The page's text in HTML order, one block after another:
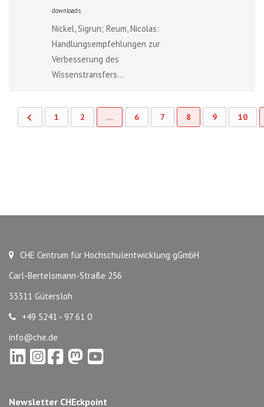
downloads
Nickel, Sigrun; Reum, Nicolas:
Handlungsempfehlungen zur
Verbesserung des
Wissenstransfers...
1 2 … 6 7 8 9 10
CHE Centrum für Hochschulentwicklung gGmbH
Carl-Bertelsmann-Straße 256
33311 Gütersloh
+49 5241 - 97 61 0
info@che.de
Newsletter CHEckpoint